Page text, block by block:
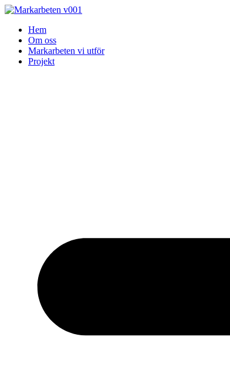
Skip
contentHem
Om oss
Markarbeten vi utför
Projekt